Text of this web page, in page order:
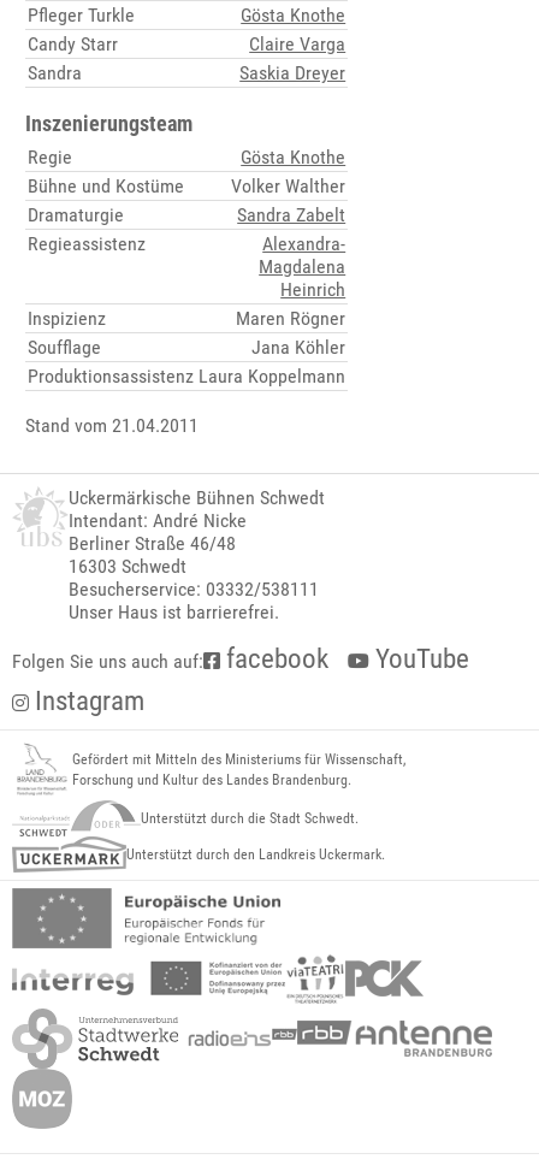
Pfleger Turkle
Gösta Knothe
Candy Starr
Claire Varga
Sandra
Saskia Dreyer
Inszenierungsteam
Regie
Gösta Knothe
Bühne und Kostüme
Volker Walther
Dramaturgie
Sandra Zabelt
Regieassistenz
Alexandra-
Magdalena
Heinrich
Inspizienz
Maren Rögner
Soufflage
Jana Köhler
Produktionsassistenz Laura Koppelmann
Stand vom 21.04.2011
Uckermärkische Bühnen Schwedt
Intendant: André Nicke
Berliner Straße 46/48
16303 Schwedt
Besucherservice: 03332/538111
Unser Haus ist barrierefrei.
Folgen Sie uns auch auf: facebook
YouTube
Instagram
Gefördert mit Mitteln des Ministeriums für Wissenschaft,
Forschung und Kultur des Landes Brandenburg.
Unterstützt durch die Stadt Schwedt.
Unterstützt durch den Landkreis Uckermark.